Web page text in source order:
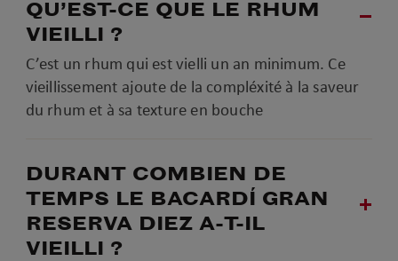
QU’EST-CE QUE LE RHUM
VIEILLI ?
C’est un rhum qui est vielli un an minimum. Ce
vieillissement ajoute de la compléxité à la saveur
du rhum et à sa texture en bouche
DURANT COMBIEN DE
TEMPS LE BACARDÍ GRAN
RESERVA DIEZ A-T-IL
VIEILLI ?